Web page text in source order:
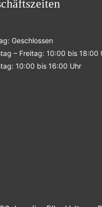
Geschlossen
– Freitag: 10:00 bis 18:00
10:00 bis 16:00 Uhr